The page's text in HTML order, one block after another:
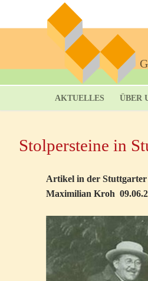
AKTUELLES ÜBER
Stolpersteine in
Artikel in der
Maximilian Kroh